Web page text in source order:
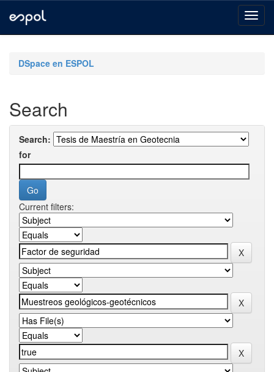
navigationDSpace en ESPOL
Search
Search:
for
Current filters: